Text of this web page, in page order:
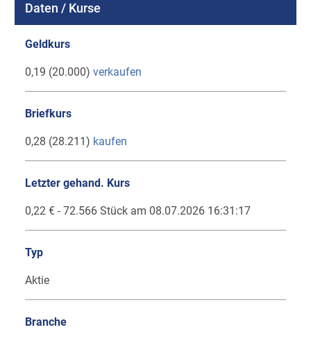
Daten / Kurse
Geldkurs
0,19 (20.000) verkaufen
Briefkurs
0,28 (28.211) kaufen
Letzter gehand. Kurs
0,22 € - 72.566 Stück am 08.07.2026 16:31:17
Typ
Aktie
Branche